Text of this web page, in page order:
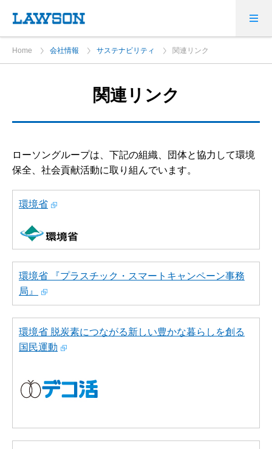
Home 会社情報 サステナビリティ 関連リンク
関連リンク
ローソングループは、下記の組織、団体と協力して環境
保全、社会貢献活動に取り組んでいます。
環境省
環境省 『プラスチック・スマートキャンペーン事務
局』
環境省 脱炭素につながる新しい豊かな暮らしを創る
国民運動